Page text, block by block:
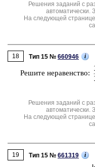
Решения заданий с
автоматически.
На следующей
18 Тип 15 № 660946 i
Ре­ши­те не­ра­вен­ство:
Решения заданий с
автоматически.
На следующей
19 Тип 15 № 661319 i